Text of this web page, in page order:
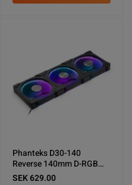
Phanteks D30-140
Reverse 140mm D-RGB
LED-fläkt Svart - Nyskick
SEK 629.00